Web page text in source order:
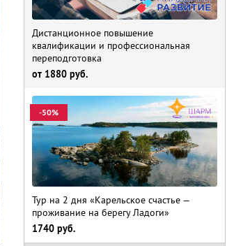
Дистанционное повышение
квалификации и профессиональная
переподготовка
от 1880 руб.
-50%
Тур на 2 дня «Карельское счастье —
проживание на берегу Ладоги»
1740 руб.